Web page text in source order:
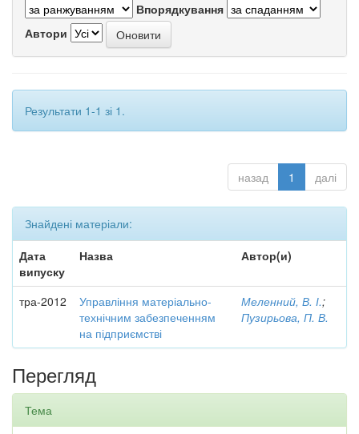
Впорядкування
Автори
Результати 1-1 зі 1.
назад 1 далі
Знайдені матеріали:
Дата
випуску
Назва Автор(и)
тра-2012
Управління матеріально-
технічним забезпеченням
на підприємстві
Меленний, В. І.;
Пузирьова, П. В.
Перегляд
Тема